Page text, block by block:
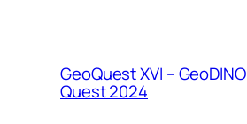
GeoQuest XVI – GeoDINO
Quest 2024